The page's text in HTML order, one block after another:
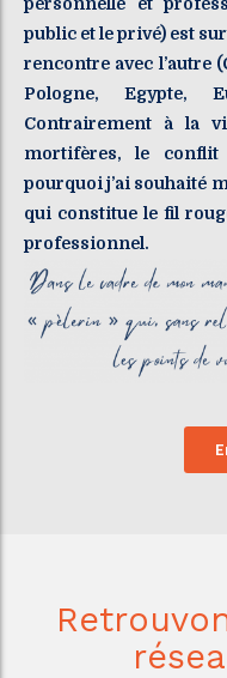
public et le privé) est
rencontre avec l’autre
Pologne, Egypte,
Contrairement à la
mortifères, le conflit
pourquoi j’ai souhaité
qui constitue le fil
professionnel.